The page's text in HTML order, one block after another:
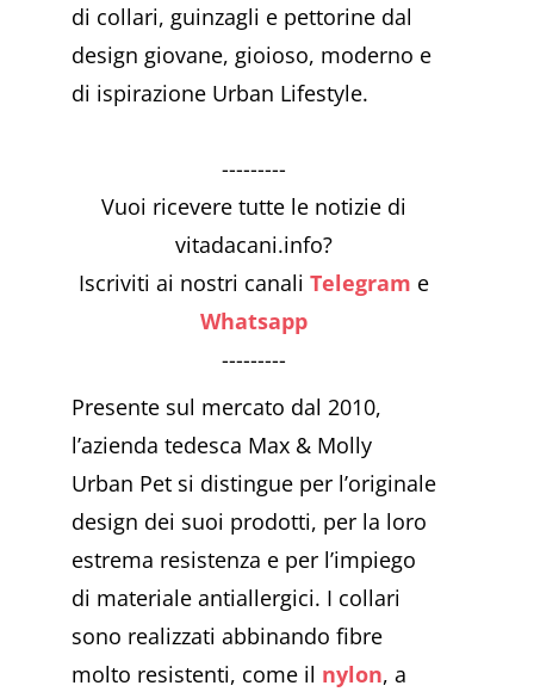
di collari, guinzagli e pettorine dal
design giovane, gioioso, moderno e
di ispirazione Urban Lifestyle.
---------
Vuoi ricevere tutte le notizie di
vitadacani.info?
Iscriviti ai nostri canali Telegram e
Whatsapp
---------
Presente sul mercato dal 2010,
l’azienda tedesca Max & Molly
Urban Pet si distingue per l’originale
design dei suoi prodotti, per la loro
estrema resistenza e per l’impiego
di materiale antiallergici. I collari
sono realizzati abbinando fibre
molto resistenti, come il nylon, a